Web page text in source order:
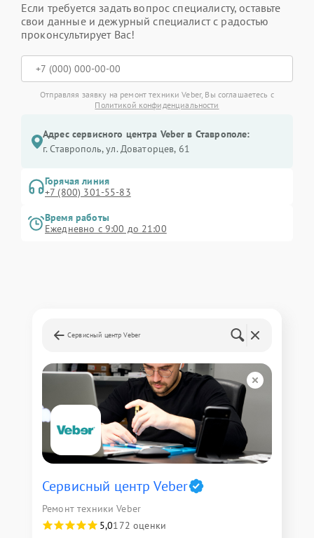
Если требуется задать вопрос специалисту, оставьте
свои данные и дежурный специалист с радостью
проконсультирует Вас!
Отправляя заявку на ремонт техники Veber, Вы соглашаетесь с
Политикой конфиденциальности
Адрес сервисного центра Veber в Ставрополе:
г. Ставрополь, ул. Доваторцев, 61
Горячая линия
+7 (800) 301-55-83
Время работы
Ежедневно с 9:00 до 21:00
Сервисный центр Veber
Сервисный центр Veber
Ремонт техники Veber
5,0172 оценки